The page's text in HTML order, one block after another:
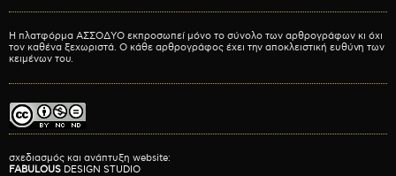
Η πλατφόρμα ΑΣΣΟΔΥΟ εκπροσωπεί μόνο το σύνολο των αρθρογράφων κι όχι
τον καθένα ξεχωριστά. Ο κάθε αρθρογράφος έχει την αποκλειστική ευθύνη των
κειμένων του.
σχεδιασμός και ανάπτυξη website:
FABULOUS DESIGN STUDIO